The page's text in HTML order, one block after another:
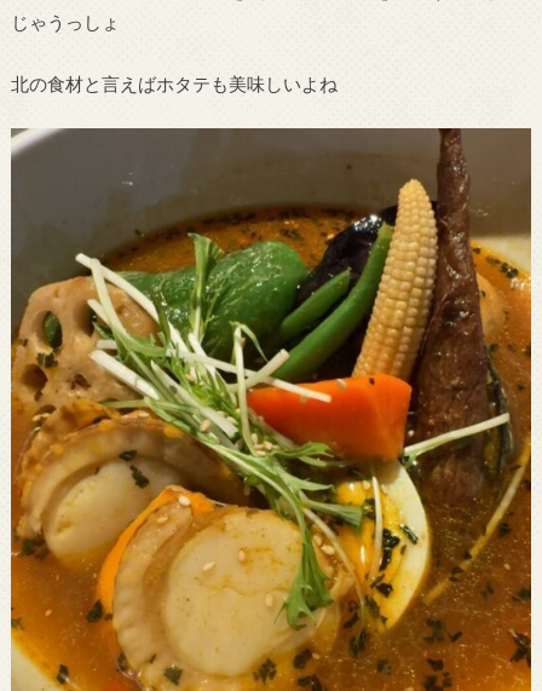
じゃうっしょ
北の食材と言えばホタテも美味しいよね